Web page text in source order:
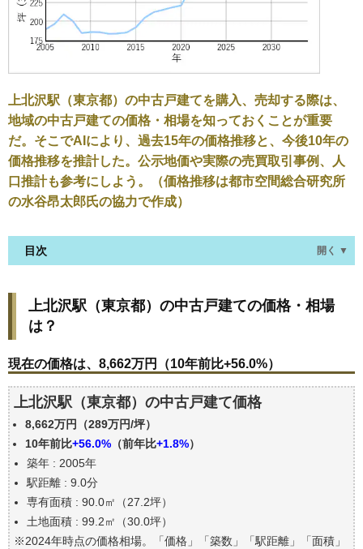
上北沢駅（東京都）の中古戸建てを購入、売却する際は、
地域の中古戸建ての価格・相場を知っておくことが重要
だ。そこでAIにより、過去15年の価格推移と、今後10年の
価格推移を推計した。公示地価や実際の売買取引事例、人
口推計も参考にしよう。（価格推移は都市空間総合研究所
の水谷昂太郎氏の協力で作成）
目次 開く ▼
現在の価格は、8,662万円（10年前比+56.0%）
価格を詳細に分析しよう
駅からの徒歩距離で価格はどうなる？
築年数で価格はどうなる？
上北沢駅(東京都)の中古戸建ての過去の売買事例
公示地価はいくら
エリアの将来性を人口予想から検討しよう
自分の年収でいくらの不動産が買える？
上北沢駅（東京都）の中古戸建ての価格・相場
は？
現在の価格は、8,662万円（10年前比+56.0%）
上北沢駅（東京都）の中古戸建て価格
8,662万円（289万円/坪）
10年前比+56.0% （前年比+1.8%）
築年 : 2005年
駅距離 : 9.0分
専有面積 : 90.0㎡（27.2坪）
土地面積 : 99.2㎡（30.0坪）
※2024年時点の価格相場。「価格」「築数」「駅距離」「面積」